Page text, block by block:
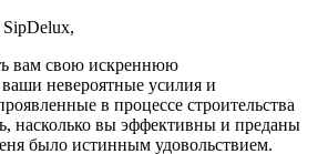
вам свою искреннюю
ваши невероятные усилия и
в процессе строительства
насколько вы эффективны и преданы
было истинным удовольствием.